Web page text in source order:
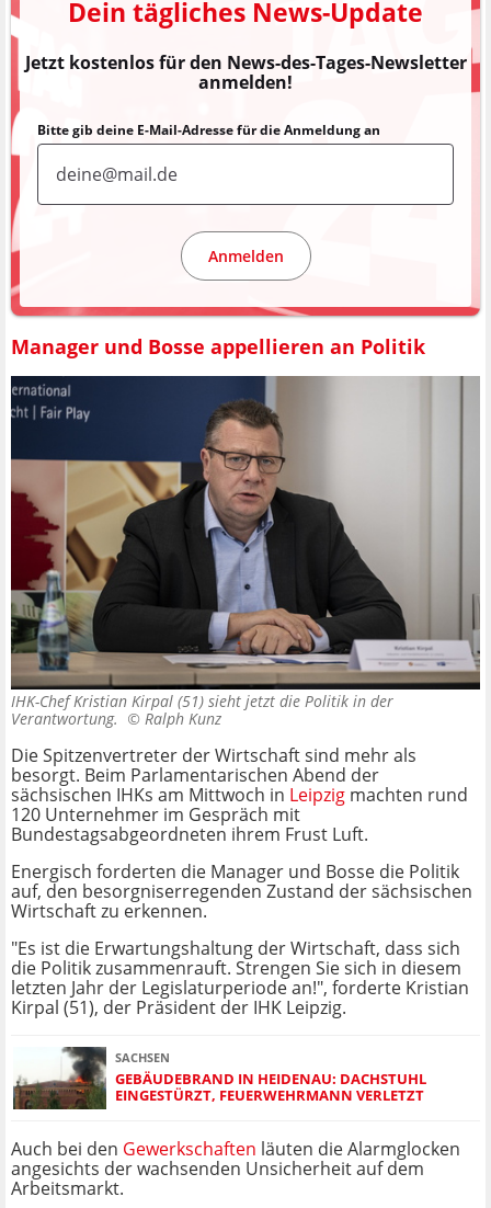
Dein tägliches News-Update
Jetzt kostenlos für den News-des-Tages-Newsletter
anmelden!
Bitte gib deine E-Mail-Adresse für die Anmeldung an
Anmelden
Manager und Bosse appellieren an Politik
IHK-Chef Kristian Kirpal (51) sieht jetzt die Politik in der
Verantwortung. © Ralph Kunz
Die Spitzenvertreter der Wirtschaft sind mehr als
besorgt. Beim Parlamentarischen Abend der
sächsischen IHKs am Mittwoch in Leipzig machten rund
120 Unternehmer im Gespräch mit
Bundestagsabgeordneten ihrem Frust Luft.
Energisch forderten die Manager und Bosse die Politik
auf, den besorgniserregenden Zustand der sächsischen
Wirtschaft zu erkennen.
"Es ist die Erwartungshaltung der Wirtschaft, dass sich
die Politik zusammenrauft. Strengen Sie sich in diesem
letzten Jahr der Legislaturperiode an!", forderte Kristian
Kirpal (51), der Präsident der IHK Leipzig.
SACHSEN
GEBÄUDEBRAND IN HEIDENAU: DACHSTUHL
EINGESTÜRZT, FEUERWEHRMANN VERLETZT
Auch bei den Gewerkschaften läuten die Alarmglocken
angesichts der wachsenden Unsicherheit auf dem
Arbeitsmarkt.